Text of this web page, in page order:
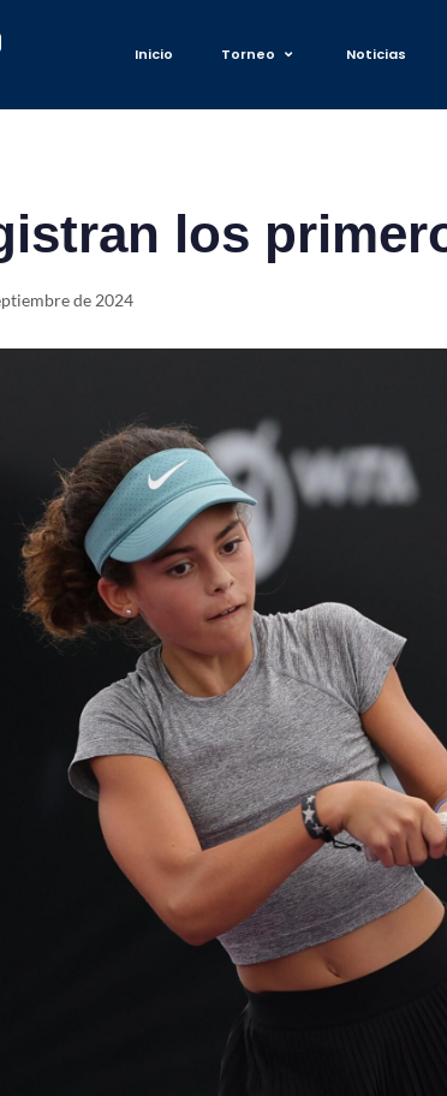
Inicio Torneo Noticias
los
de 2024